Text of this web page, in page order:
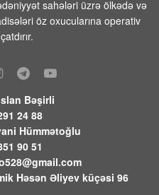
19
əsilli idmançıya
16
Ərəbistanı və
müdafiə sazişi
3
ər və arvadın yanaraq
sahələri üzrə ölkədə və
öz oxucularına operativ
Bəşirli
24 88
Hümmətoğlu
90 51
Həsən Əliyev küçəsi 96